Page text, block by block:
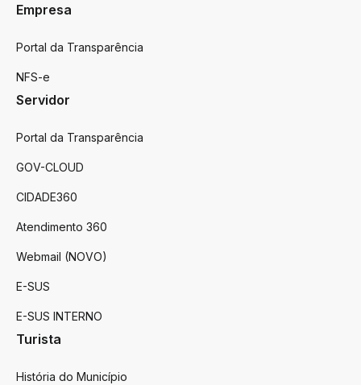
Empresa
Portal da Transparência
NFS-e
Servidor
Portal da Transparência
GOV-CLOUD
CIDADE360
Atendimento 360
Webmail (NOVO)
E-SUS
E-SUS INTERNO
Turista
História do Município